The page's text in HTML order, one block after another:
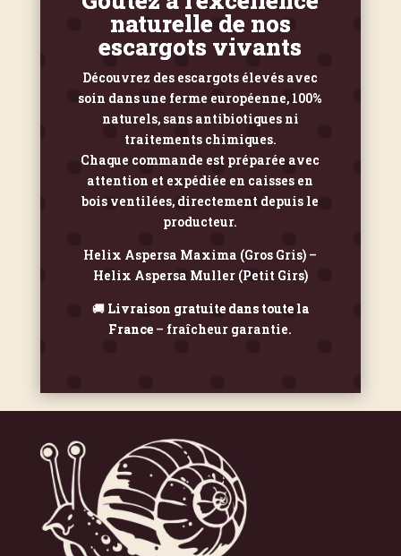
naturelle de nos
escargots vivants
Découvrez des escargots élevés avec
soin dans une ferme européenne, 100%
naturels, sans antibiotiques ni
traitements chimiques.
Chaque commande est préparée avec
attention et expédiée en caisses en
bois ventilées, directement depuis le
producteur.
Helix Aspersa Maxima (Gros Gris) –
Helix Aspersa Muller (Petit Girs)
🚚 Livraison gratuite dans toute la
France – fraîcheur garantie.